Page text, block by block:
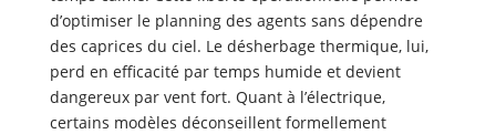
d’optimiser le planning des agents sans dépendre
des caprices du ciel. Le désherbage thermique, lui,
perd en efficacité par temps humide et devient
dangereux par vent fort. Quant à l’électrique,
certains modèles déconseillent formellement